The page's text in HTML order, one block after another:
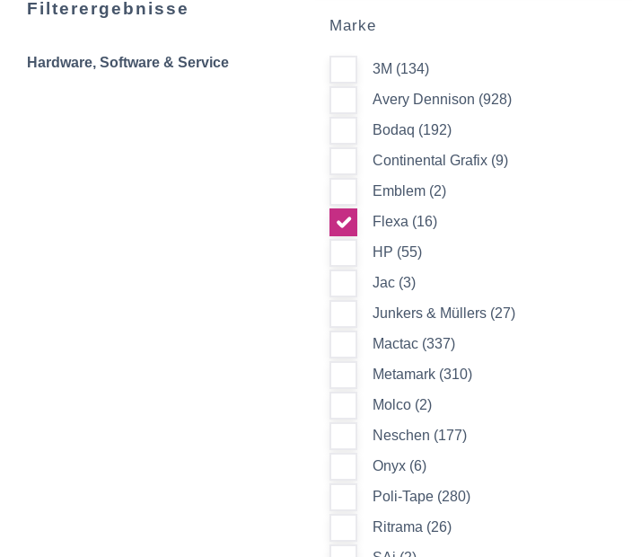
Filterergebnisse
Hardware, Software & Service
Marke
3M (134)
Avery Dennison (928)
Bodaq (192)
Continental Grafix (9)
Emblem (2)
Flexa (16)
HP (55)
Jac (3)
Junkers & Müllers (27)
Mactac (337)
Metamark (310)
Molco (2)
Neschen (177)
Onyx (6)
Poli-Tape (280)
Ritrama (26)